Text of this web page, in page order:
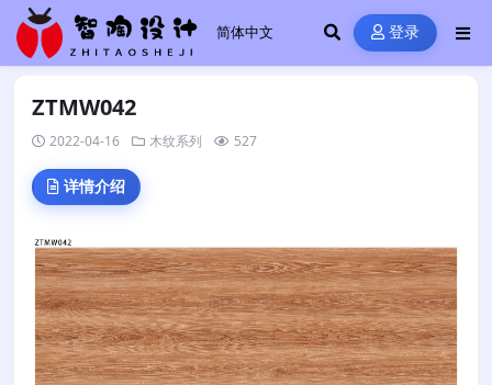
登录
ZTMW042
2022-04-16 木纹系列 527
详情介绍